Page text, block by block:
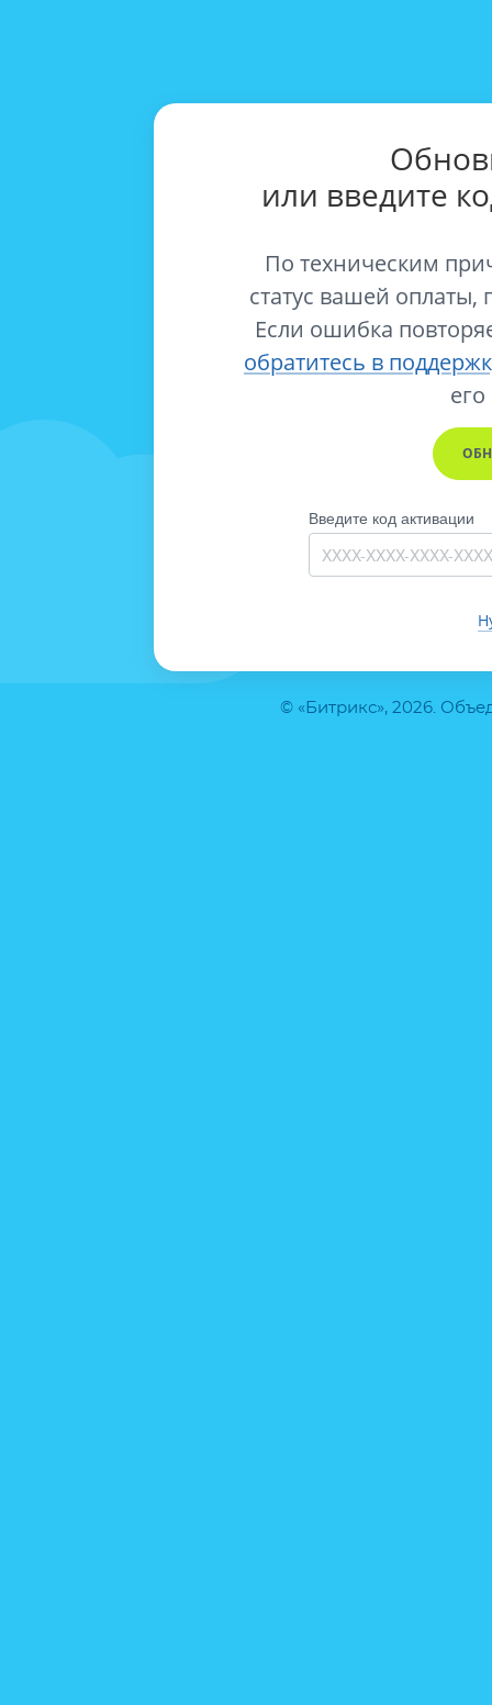
© «Битрикс», 2026.
или введите
По техническим
статус вашей оплаты,
Если ошибка
обратитесь в
его
Введите код активации